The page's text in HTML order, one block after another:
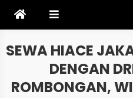
SEWA HIACE
DENGAN
ROMBONGAN,